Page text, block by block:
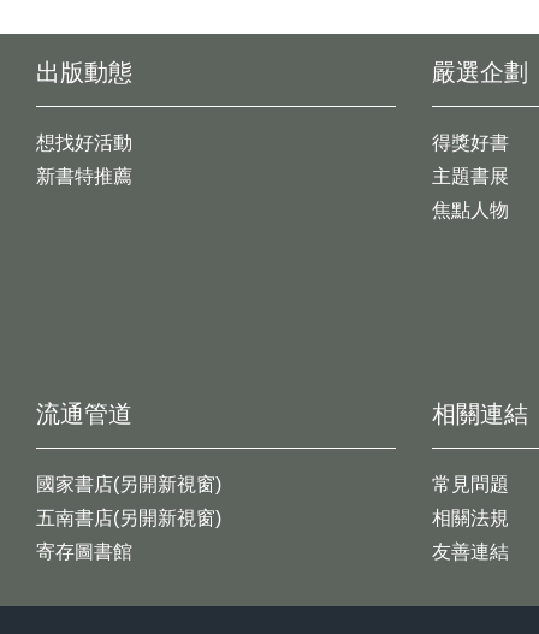
出版動態
想找好活動
新書特推薦
嚴選企劃
得獎好書
主題書展
焦點人物
流通管道
國家書店(另開新視窗)
五南書店(另開新視窗)
寄存圖書館
相關連結
常見問題
相關法規
友善連結